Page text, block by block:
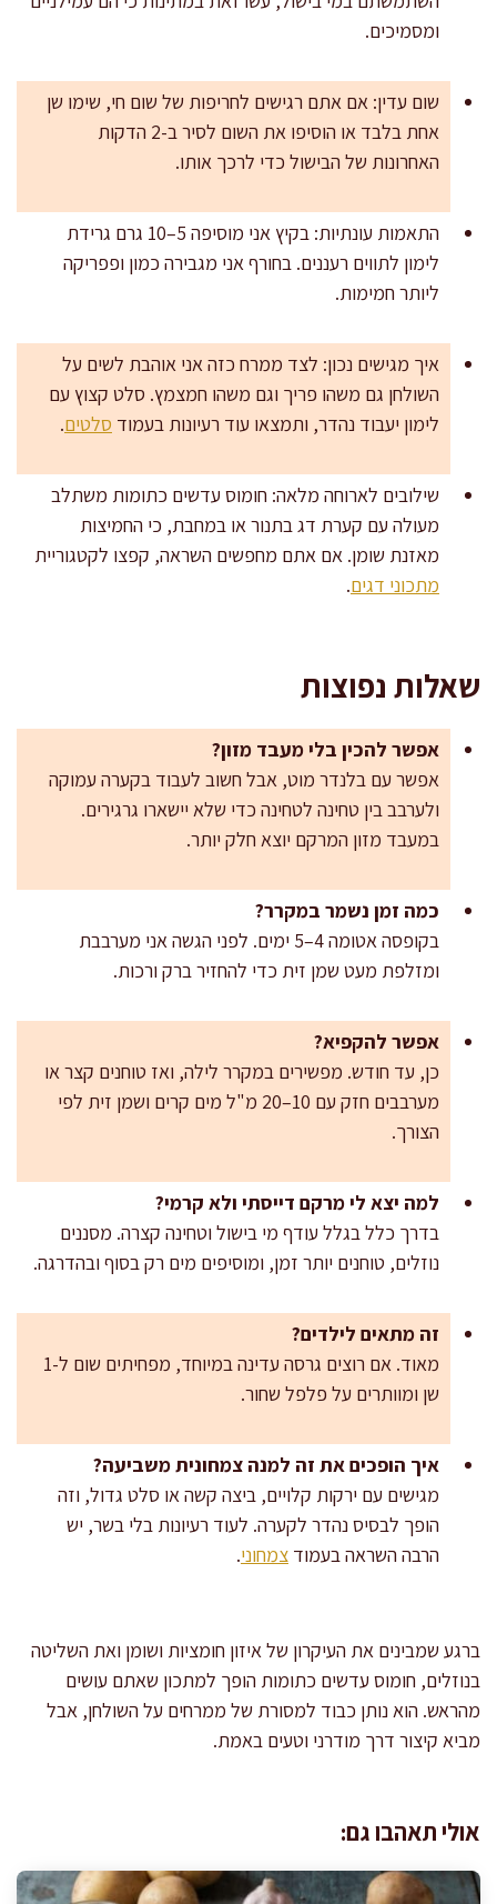
ומסמיכים.
שום עדין: אם אתם רגישים לחריפות של שום חי, שימו שן
אחת בלבד או הוסיפו את השום לסיר ב-2 הדקות
האחרונות של הבישול כדי לרכך אותו.
התאמות עונתיות: בקיץ אני מוסיפה 5–10 גרם גרידת
לימון לתווים רעננים. בחורף אני מגבירה כמון ופפריקה
ליותר חמימות.
איך מגישים נכון: לצד ממרח כזה אני אוהבת לשים על
השולחן גם משהו פריך וגם משהו חמצמץ. סלט קצוץ עם
לימון יעבוד נהדר, ותמצאו עוד רעיונות בעמוד סלטים.
שילובים לארוחה מלאה: חומוס עדשים כתומות משתלב
מעולה עם קערת דג בתנור או במחבת, כי החמיצות
מאזנת שומן. אם אתם מחפשים השראה, קפצו לקטגוריית
מתכוני דגים.
שאלות נפוצות
אפשר להכין בלי מעבד מזון?
אפשר עם בלנדר מוט, אבל חשוב לעבוד בקערה עמוקה
ולערבב בין טחינה לטחינה כדי שלא יישארו גרגירים.
במעבד מזון המרקם יוצא חלק יותר.
כמה זמן נשמר במקרר?
בקופסה אטומה 4–5 ימים. לפני הגשה אני מערבבת
ומזלפת מעט שמן זית כדי להחזיר ברק ורכות.
אפשר להקפיא?
כן, עד חודש. מפשירים במקרר לילה, ואז טוחנים קצר או
מערבבים חזק עם 10–20 מ"ל מים קרים ושמן זית לפי
הצורך.
למה יצא לי מרקם דייסתי ולא קרמי?
בדרך כלל בגלל עודף מי בישול וטחינה קצרה. מסננים
נוזלים, טוחנים יותר זמן, ומוסיפים מים רק בסוף ובהדרגה.
זה מתאים לילדים?
מאוד. אם רוצים גרסה עדינה במיוחד, מפחיתים שום ל-1
שן ומוותרים על פלפל שחור.
איך הופכים את זה למנה צמחונית משביעה?
מגישים עם ירקות קלויים, ביצה קשה או סלט גדול, וזה
הופך לבסיס נהדר לקערה. לעוד רעיונות בלי בשר, יש
הרבה השראה בעמוד צמחוני.
ברגע שמבינים את העיקרון של איזון חומציות ושומן ואת השליטה
בנוזלים, חומוס עדשים כתומות הופך למתכון שאתם עושים
מהראש. הוא נותן כבוד למסורת של ממרחים על השולחן, אבל
מביא קיצור דרך מודרני וטעים באמת.
אולי תאהבו גם: